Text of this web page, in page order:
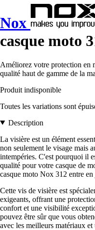
Nox
casque moto
Améliorez votre protection en
qualité haut de gamme de la
Produit indisponible
Toutes les variations sont
Description
La visière est un élément
non seulement le visage mais
intempéries. C'est pourquoi il
qualité pour votre casque de
casque moto Nox 312 entre en
Cette vis de visière est
exigeants, offrant une
confort et une visibilité
pouvez être sûr que vous
avec les meilleurs matériaux